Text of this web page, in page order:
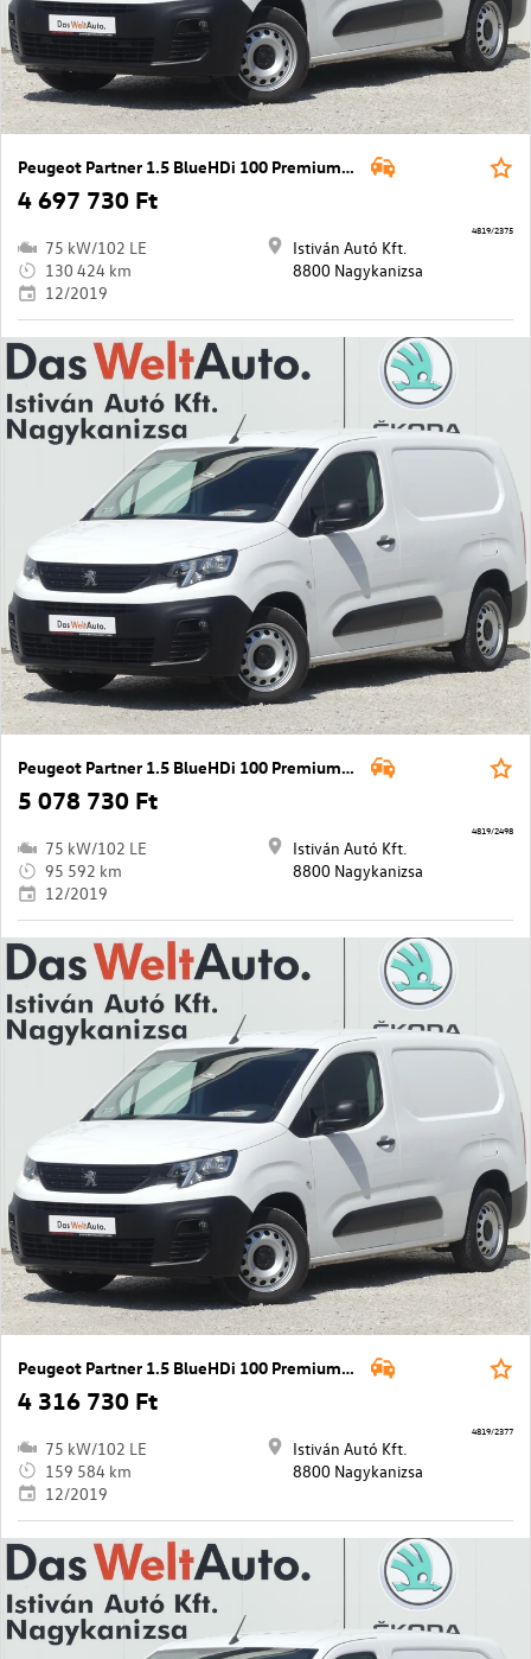
Peugeot Partner 1.5 BlueHDi 100 Premium L2 1000
4 697 730 Ft
75 kW/102 LE
130 424 km
12/2019
Istiván Autó Kft.
8800 Nagykanizsa
4819/2375
Peugeot Partner 1.5 BlueHDi 100 Premium L2 1000
5 078 730 Ft
75 kW/102 LE
95 592 km
12/2019
Istiván Autó Kft.
8800 Nagykanizsa
4819/2498
Peugeot Partner 1.5 BlueHDi 100 Premium L2 1000
4 316 730 Ft
75 kW/102 LE
159 584 km
12/2019
Istiván Autó Kft.
8800 Nagykanizsa
4819/2377